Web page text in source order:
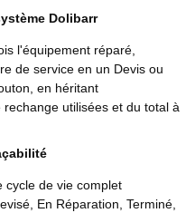
Dolibarr
l'équipement réparé,
de service en un Devis ou
en héritant
utilisées et du total à
cycle de vie complet
En Réparation, Terminé,